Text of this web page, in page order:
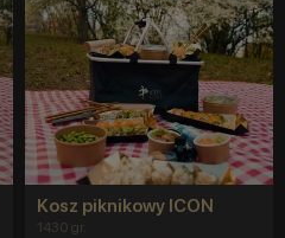
Kosz piknikowy ICON
1430 gr.